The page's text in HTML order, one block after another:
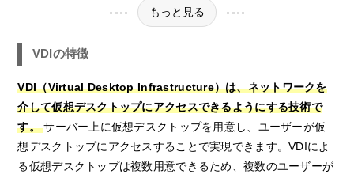
もっと見る
VDIの特徴
VDI（Virtual Desktop Infrastructure）は、ネットワークを
介して仮想デスクトップにアクセスできるようにする技術で
す。サーバー上に仮想デスクトップを用意し、ユーザーが仮
想デスクトップにアクセスすることで実現できます。VDIによ
る仮想デスクトップは複数用意できるため、複数のユーザーが